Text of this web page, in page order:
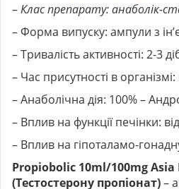
–Клас препарату: анаболік-
– Форма випуску: ампули з
– Тривалість активності: 2-3
– Час присутності в
– Анаболічна дія: 100% –
– Вплив на функції печінки:
– Вплив на гіпоталамо-
Propiobolic 10ml/100mg Asia
(Тестостерону пропіонат)–